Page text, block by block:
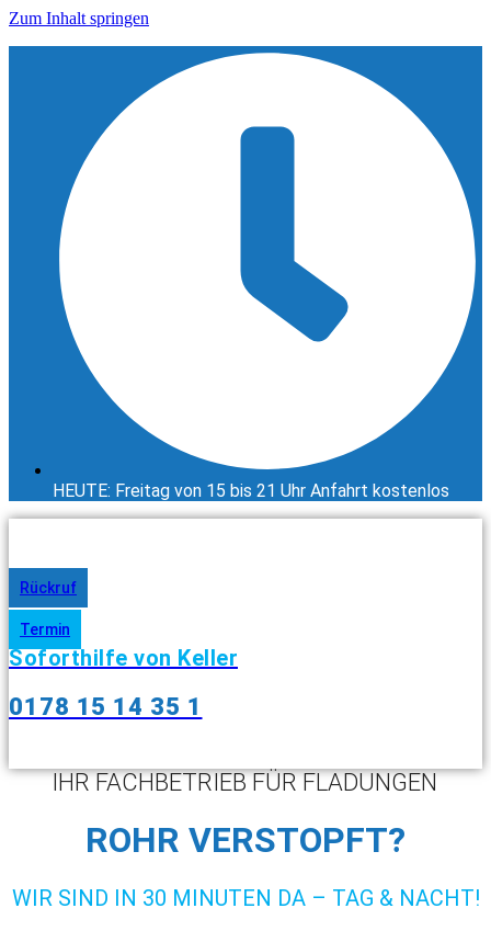
Zum Inhalt springen
HEUTE: Freitag von 15 bis 21 Uhr Anfahrt kostenlos
Rückruf
Termin
Soforthilfe von Keller
0178 15 14 35 1
IHR FACHBETRIEB FÜR FLADUNGEN
ROHR VERSTOPFT?
WIR SIND IN 30 MINUTEN DA – TAG & NACHT!